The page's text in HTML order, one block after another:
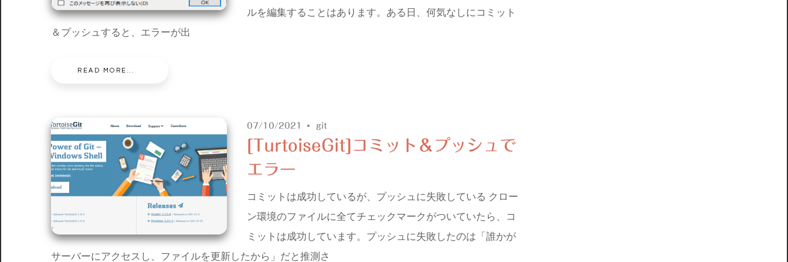
ルを編集することはあります。ある日、何気なしにコミット
＆プッシュすると、エラーが出
READ MORE...
07/10/2021 git
[TurtoiseGit]コミット＆プッシュで
エラー
コミットは成功しているが、プッシュに失敗している クロー
ン環境のファイルに全てチェックマークがついていたら、コ
ミットは成功しています。プッシュに失敗したのは「誰かが
サーバーにアクセスし、ファイルを更新したから」だと推測さ